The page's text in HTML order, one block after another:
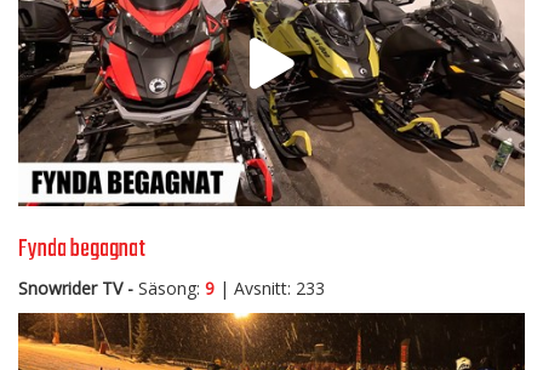
Fynda begagnat
Snowrider TV - Säsong: 9 | Avsnitt: 233